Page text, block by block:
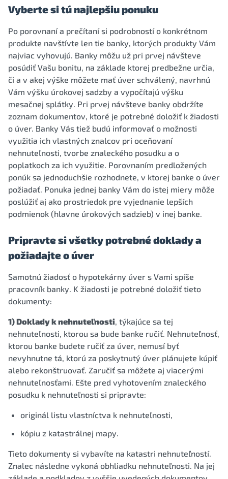
Vyberte si tú najlepšiu ponuku
Po porovnaní a prečítaní si podrobností o konkrétnom
produkte navštívte len tie banky, ktorých produkty Vám
najviac vyhovujú. Banky môžu už pri prvej návšteve
posúdiť Vašu bonitu, na základe ktorej predbežne určia,
či a v akej výške môžete mať úver schválený, navrhnú
Vám výšku úrokovej sadzby a vypočítajú výšku
mesačnej splátky. Pri prvej návšteve banky obdržíte
zoznam dokumentov, ktoré je potrebné doložiť k žiadosti
o úver. Banky Vás tiež budú informovať o možnosti
využitia ich vlastných znalcov pri oceňovaní
nehnuteľnosti, tvorbe znaleckého posudku a o
poplatkoch za ich využitie. Porovnaním predložených
ponúk sa jednoduchšie rozhodnete, v ktorej banke o úver
požiadať. Ponuka jednej banky Vám do istej miery môže
poslúžiť aj ako prostriedok pre vyjednanie lepších
podmienok (hlavne úrokových sadzieb) v inej banke.
Pripravte si všetky potrebné doklady a
požiadajte o úver
Samotnú žiadosť o hypotekárny úver s Vami spíše
pracovník banky. K žiadosti je potrebné doložiť tieto
dokumenty:
1) Doklady k nehnuteľnosti, týkajúce sa tej
nehnuteľnosti, ktorou sa bude banke ručiť. Nehnuteľnosť,
ktorou banke budete ručiť za úver, nemusí byť
nevyhnutne tá, ktorú za poskytnutý úver plánujete kúpiť
alebo rekonštruovať. Zaručiť sa môžete aj viacerými
nehnuteľnosťami. Ešte pred vyhotovením znaleckého
posudku k nehnuteľnosti si pripravte:
originál listu vlastníctva k nehnuteľnosti,
kópiu z katastrálnej mapy.
Tieto dokumenty si vybavíte na katastri nehnuteľností.
Znalec následne vykoná obhliadku nehnuteľnosti. Na jej